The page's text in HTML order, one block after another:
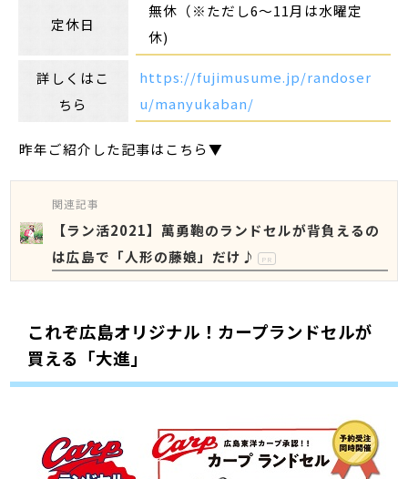
定休日
無休（※ただし6～11月は水曜定
休)
詳しくはこ
ちら
https://fujimusume.jp/randoser
u/manyukaban/
昨年ご紹介した記事はこちら▼
関連記事
【ラン活2021】萬勇鞄のランドセルが背負えるの
は広島で「人形の藤娘」だけ♪
PR
これぞ広島オリジナル！カープランドセルが
買える「大進」